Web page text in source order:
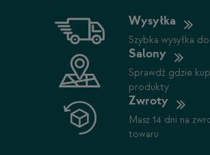
Wysyłka
Szybka wysyłka
Salony
Sprawdź gdzie
produkty
Zwroty
Masz 14 dni na
towaru